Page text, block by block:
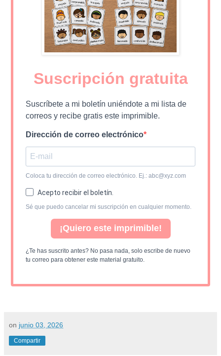
Suscripción gratuita
Suscríbete a mi boletín uniéndote a mi lista de
correos y recibe gratis este imprimible.
Dirección de correo electrónico
Coloca tu dirección de correo electrónico. Ej.: abc@xyz.com
Acepto recibir el boletín.
Sé que puedo cancelar mi suscripción en cualquier momento.
¡Quiero este imprimible!
¿Te has suscrito antes? No pasa nada, solo escribe de nuevo
tu correo para obtener este material gratuito.
on junio 03, 2026
Compartir